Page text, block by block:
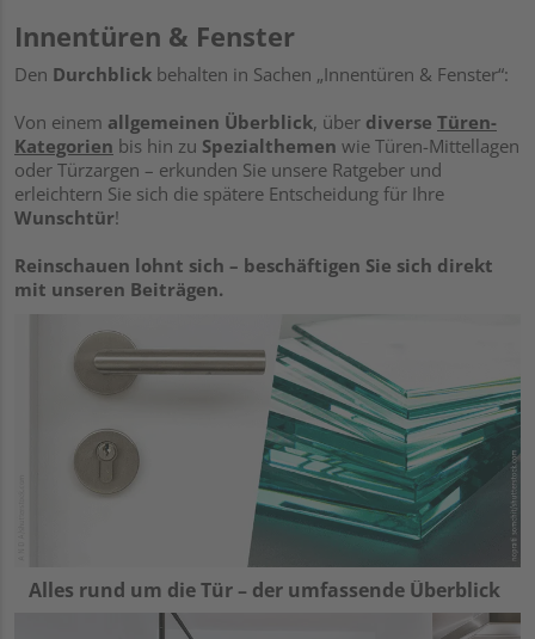
Innentüren & Fenster
Den Durchblick behalten in Sachen „Innentüren & Fenster“:
Von einem allgemeinen Überblick, über diverse Türen-
Kategorien bis hin zu Spezialthemen wie Türen-Mittellagen
oder Türzargen – erkunden Sie unsere Ratgeber und
erleichtern Sie sich die spätere Entscheidung für Ihre
Wunschtür!
Reinschauen lohnt sich – beschäftigen Sie sich direkt
mit unseren Beiträgen.
Alles rund um die Tür – der umfassende Überblick